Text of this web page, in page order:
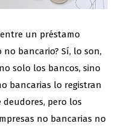
un préstamo
bancario? Sí, lo son,
solo los bancos, sino
bancarias lo registran
pero los
no bancarias no